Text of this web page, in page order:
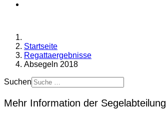
Startseite
Regattaergebnisse
Absegeln 2018
Suchen
Mehr Information der Segelabteilung